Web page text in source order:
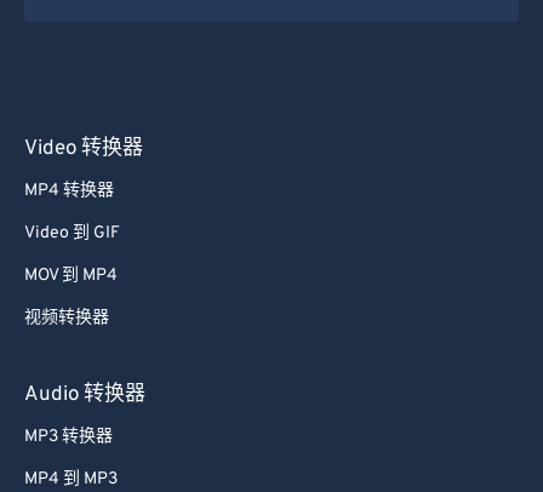
Video 转换器
MP4 转换器
Video 到 GIF
MOV 到 MP4
视频转换器
Audio 转换器
MP3 转换器
MP4 到 MP3